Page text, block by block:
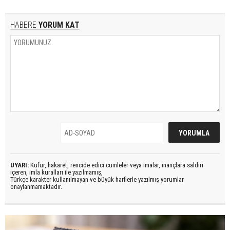
HABERE YORUM KAT
UYARI: Küfür, hakaret, rencide edici cümleler veya imalar, inançlara saldırı
içeren, imla kuralları ile yazılmamış,
Türkçe karakter kullanılmayan ve büyük harflerle yazılmış yorumlar
onaylanmamaktadır.